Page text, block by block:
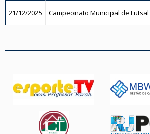
21/12/2025 Campeonato Municipal de Futsal